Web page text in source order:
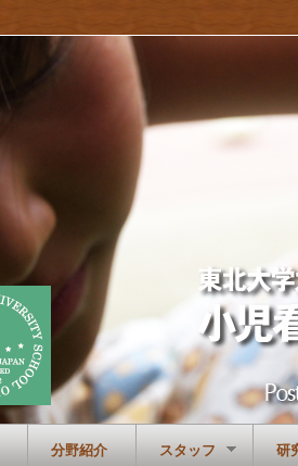
分野紹介 スタッフ 研